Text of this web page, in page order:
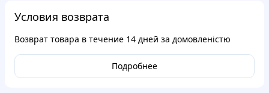
Условия возврата
Возврат товара в течение 14 дней за домовленістю
Подробнее